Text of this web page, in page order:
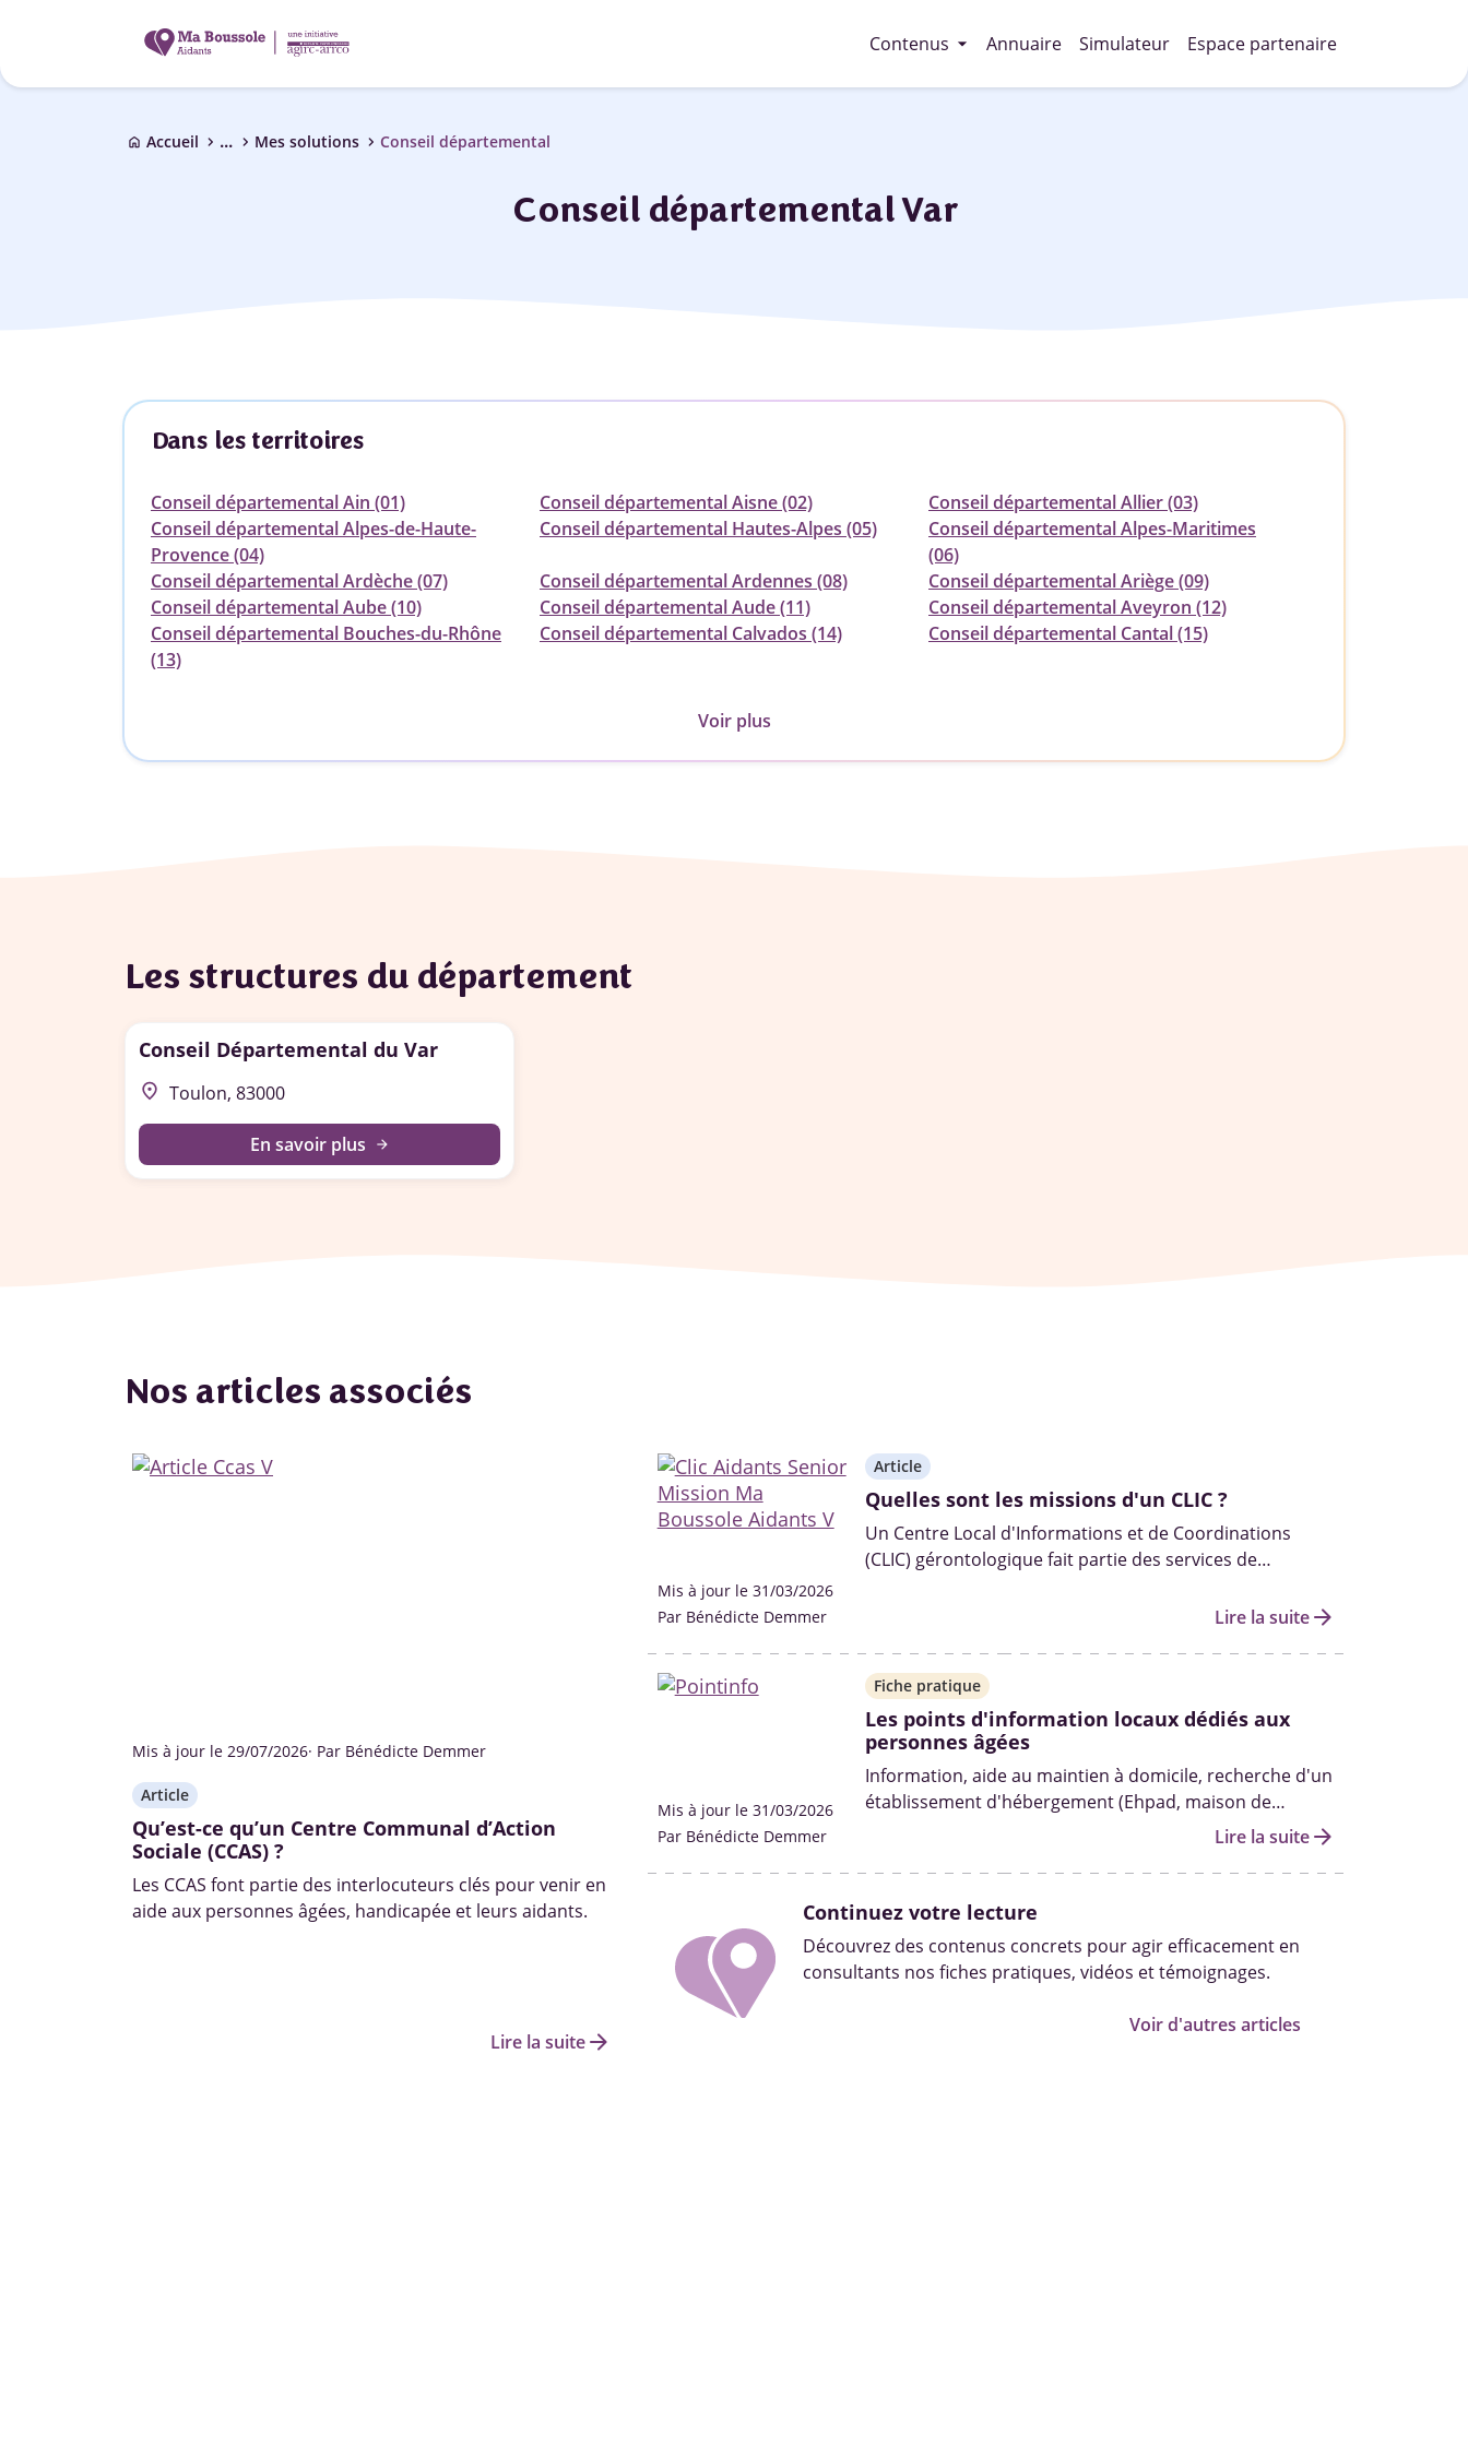
Contenus arrow_drop_down Annuaire Simulateur Espace partenaire
home Accueil chevron_right ... chevron_right Mes solutions chevron_right Conseil départemental
Conseil départemental Var
Dans les territoires
Conseil départemental Ain (01) Conseil départemental Aisne (02)
Conseil départemental Allier (03)
Conseil départemental Alpes-de-Haute-
Provence (04)
Conseil départemental Hautes-Alpes (05)
Conseil départemental Alpes-Maritimes
(06)
Conseil départemental Ardèche (07)
Conseil départemental Ardennes (08)
Conseil départemental Ariège (09)
Conseil départemental Aube (10)
Conseil départemental Aude (11)
Conseil départemental Aveyron (12)
Conseil départemental Bouches-du-Rhône
(13)
Conseil départemental Calvados (14) Conseil départemental Cantal (15)
Voir plus
Les structures du département
Conseil Départemental du Var
place Toulon, 83000
En savoir plus arrow_forward
Nos articles associés
Mis à jour le 29/07/2026· Par Bénédicte Demmer
Article
Qu’est-ce qu’un Centre Communal d’Action
Sociale (CCAS) ?
Les CCAS font partie des interlocuteurs clés pour venir en
aide aux personnes âgées, handicapée et leurs aidants.
Lire la suitearrow_forward
Mis à jour le 31/03/2026
Par Bénédicte Demmer
Article
Quelles sont les missions d'un CLIC ?
Un Centre Local d'Informations et de Coordinations
(CLIC) gérontologique fait partie des services de
dédiés à l’écoute, l’aide et l'accompagnement des
Lire la suitearrow_forward
Mis à jour le 31/03/2026
Par Bénédicte Demmer
Fiche pratique
Les points d'information locaux dédiés aux
personnes âgées
Information, aide au maintien à domicile, recherche d'un
établissement d'hébergement (Ehpad, maison de
Lire la suitearrow_forward
Continuez votre lecture
Découvrez des contenus concrets pour agir efficacement en
consultants nos fiches pratiques, vidéos et témoignages.
Voir d'autres articles